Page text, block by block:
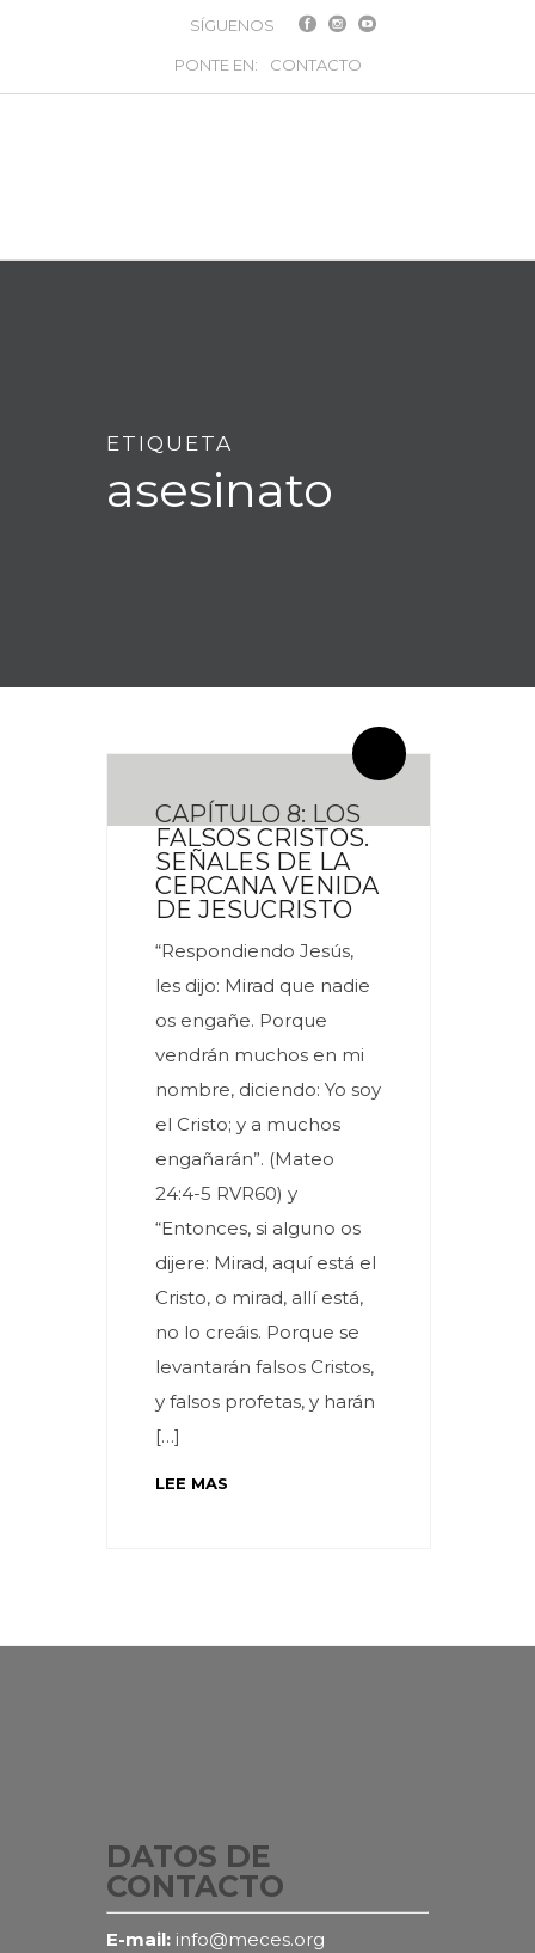
SÍGUENOS
PONTE EN: CONTACTO
ETIQUETA
asesinato
CAPÍTULO 8: LOS
FALSOS CRISTOS.
SEÑALES DE LA
CERCANA VENIDA
DE JESUCRISTO
“Respondiendo Jesús,
les dijo: Mirad que nadie
os engañe. Porque
vendrán muchos en mi
nombre, diciendo: Yo soy
el Cristo; y a muchos
engañarán”. (Mateo
24:4-5 RVR60) y
“Entonces, si alguno os
dijere: Mirad, aquí está el
Cristo, o mirad, allí está,
no lo creáis. Porque se
levantarán falsos Cristos,
y falsos profetas, y harán
[…]
LEE MAS
DATOS DE
CONTACTO
E-mail: info@meces.org